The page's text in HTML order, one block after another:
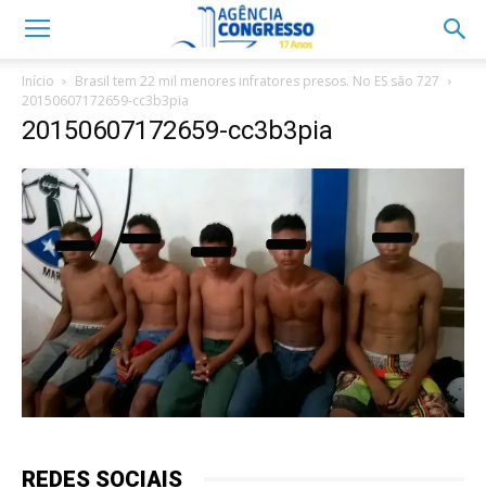
Início
Brasil tem 22 mil menores infratores presos. No ES são 727
20150607172659-cc3b3pia
20150607172659-cc3b3pia
REDES SOCIAIS